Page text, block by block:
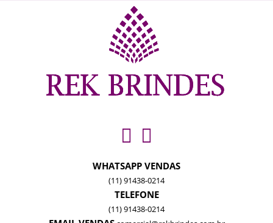
WHATSAPP VENDAS
(11) 91438-0214
TELEFONE
(11) 91438-0214